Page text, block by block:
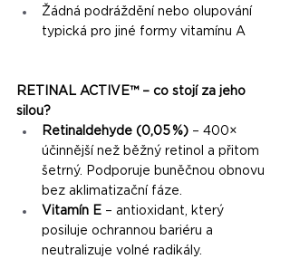
Žádná podráždění nebo olupování
typická pro jiné formy vitamínu A
RETINAL ACTIVE™ – co stojí za jeho
silou?
Retinaldehyde (0,05 %) – 400×
účinnější než běžný retinol a přitom
šetrný. Podporuje buněčnou obnovu
bez aklimatizační fáze.
Vitamín E – antioxidant, který
posiluje ochrannou bariéru a
neutralizuje volné radikály.